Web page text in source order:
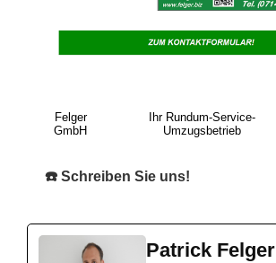
Felger
GmbH
Ihr Rundum-Service-
Umzugsbetrieb
☎️ Schreiben Sie uns!
Patrick Felger